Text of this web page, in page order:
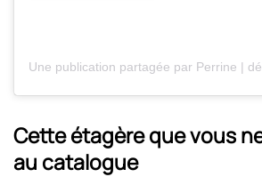
Cette étagère que vous
au catalogue